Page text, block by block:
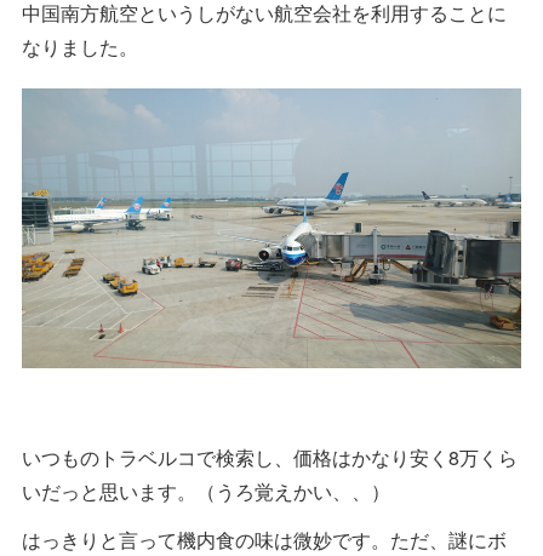
中国南方航空というしがない航空会社を利用することに
なりました。
いつものトラベルコで検索し、価格はかなり安く8万くら
いだっと思います。（うろ覚えかい、、）
はっきりと言って機内食の味は微妙です。ただ、謎にボ